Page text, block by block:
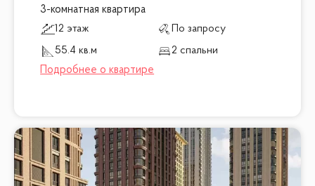
3-комнатная квартира
12 этаж
По запросу
55.4 кв.м
2 спальни